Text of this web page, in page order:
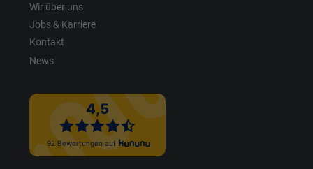
Wir über uns
Jobs & Karriere
Kontakt
News